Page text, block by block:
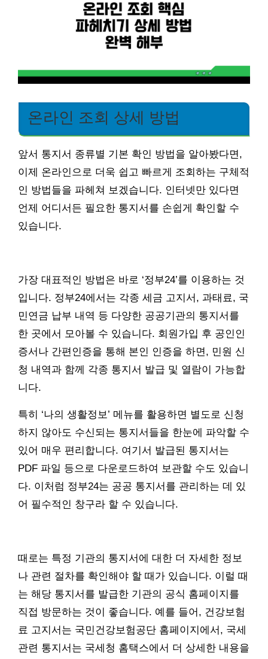
온라인 조회 상세 방법
앞서 통지서 종류별 기본 확인 방법을 알아봤다면,
이제 온라인으로 더욱 쉽고 빠르게 조회하는 구체적
인 방법들을 파헤쳐 보겠습니다. 인터넷만 있다면
언제 어디서든 필요한 통지서를 손쉽게 확인할 수
있습니다.
가장 대표적인 방법은 바로 ‘정부24’를 이용하는 것
입니다. 정부24에서는 각종 세금 고지서, 과태료, 국
민연금 납부 내역 등 다양한 공공기관의 통지서를
한 곳에서 모아볼 수 있습니다. 회원가입 후 공인인
증서나 간편인증을 통해 본인 인증을 하면, 민원 신
청 내역과 함께 각종 통지서 발급 및 열람이 가능합
니다.
특히 ‘나의 생활정보’ 메뉴를 활용하면 별도로 신청
하지 않아도 수신되는 통지서들을 한눈에 파악할 수
있어 매우 편리합니다. 여기서 발급된 통지서는
PDF 파일 등으로 다운로드하여 보관할 수도 있습니
다. 이처럼 정부24는 공공 통지서를 관리하는 데 있
어 필수적인 창구라 할 수 있습니다.
때로는 특정 기관의 통지서에 대한 더 자세한 정보
나 관련 절차를 확인해야 할 때가 있습니다. 이럴 때
는 해당 통지서를 발급한 기관의 공식 홈페이지를
직접 방문하는 것이 좋습니다. 예를 들어, 건강보험
료 고지서는 국민건강보험공단 홈페이지에서, 국세
관련 통지서는 국세청 홈택스에서 더 상세한 내용을